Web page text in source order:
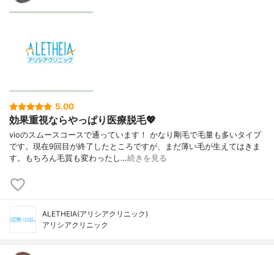
5.00
効果重視ならやっぱり医療脱毛💖
vioのスムースコースで通っています！ かなり剛毛で毛量も多いタイプ
です。現在9回目が終了したところですが、まだ薄い毛が生えてはきま
す。もちろん毛質も変わったし…続きを見る
ALETHEIA(アリシアクリニック)
アリシアクリニック